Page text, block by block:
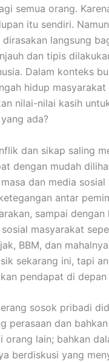
semua orang.
itu sendiri.
dirasakan langsung
dan tipis
Dalam konteks
hidup
nilai-nilai kasih
ada?
sikap saling
dengan mudah
dan media
antar
sampai
masyarakat
BBM, dan
sekarang ini, tapi
pendapat di
sosok pribadi
perasaan dan
orang lain; bahkan
berdiskusi yang